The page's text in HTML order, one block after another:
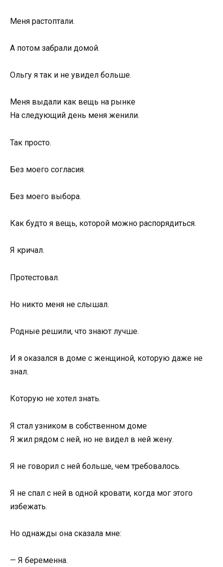
Меня растоптали.
А потом забрали домой.
Ольгу я так и не увидел больше.
Меня выдали как вещь на рынке
На следующий день меня женили.
Так просто.
Без моего согласия.
Без моего выбора.
Как будто я вещь, которой можно распорядиться.
Я кричал.
Протестовал.
Но никто меня не слышал.
Родные решили, что знают лучше.
И я оказался в доме с женщиной, которую даже не
знал.
Которую не хотел знать.
Я стал узником в собственном доме
Я жил рядом с ней, но не видел в ней жену.
Я не говорил с ней больше, чем требовалось.
Я не спал с ней в одной кровати, когда мог этого
избежать.
Но однажды она сказала мне:
— Я беременна.